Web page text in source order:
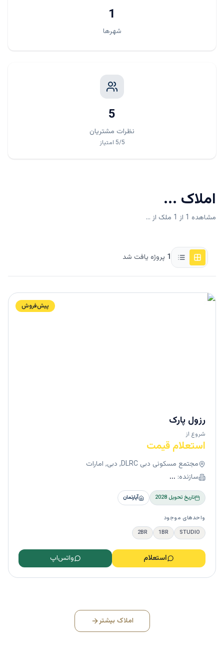
1
شهرها
5
نظرات مشتریان
5/5 امتیاز
املاک ...
مشاهده 1 از 1 ملک از ...
1 پروژه یافت شد
پیش‌فروش
رزول پارک
شروع از
استعلام قیمت
مجتمع مسکونی دبی DLRC, دبی, امارات
سازنده: ...
تاریخ تحویل2028 آپارتمان
واحدهای موجود
STUDIO
1BR
2BR
استعلام واتس‌اپ
املاک بیشتر